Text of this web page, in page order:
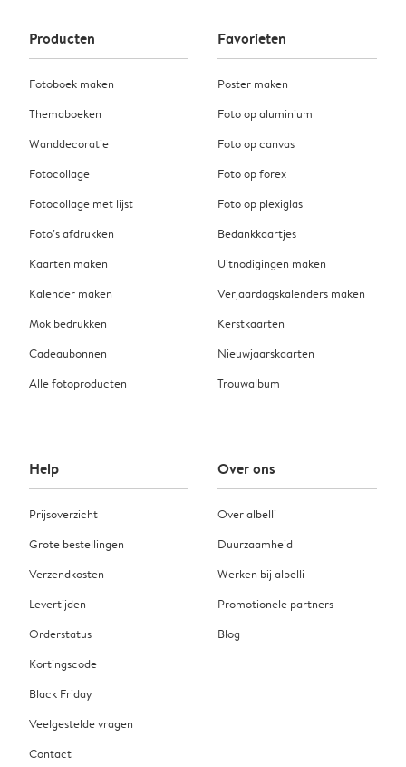
Producten
Fotoboek maken
Themaboeken
Wanddecoratie
Fotocollage
Fotocollage met lijst
Foto’s afdrukken
Kaarten maken
Kalender maken
Mok bedrukken
Cadeaubonnen
Alle fotoproducten
Favorieten
Poster maken
Foto op aluminium
Foto op canvas
Foto op forex
Foto op plexiglas
Bedankkaartjes
Uitnodigingen maken
Verjaardagskalenders maken
Kerstkaarten
Nieuwjaarskaarten
Trouwalbum
Help
Prijsoverzicht
Grote bestellingen
Verzendkosten
Levertijden
Orderstatus
Kortingscode
Black Friday
Veelgestelde vragen
Contact
Over ons
Over albelli
Duurzaamheid
Werken bij albelli
Promotionele partners
Blog